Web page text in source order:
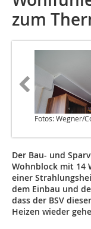
zum
Fotos: Wegner/
Der Bau- und
Wohnblock mit 14
einer
dem Einbau und
dass der BSV
Heizen wieder